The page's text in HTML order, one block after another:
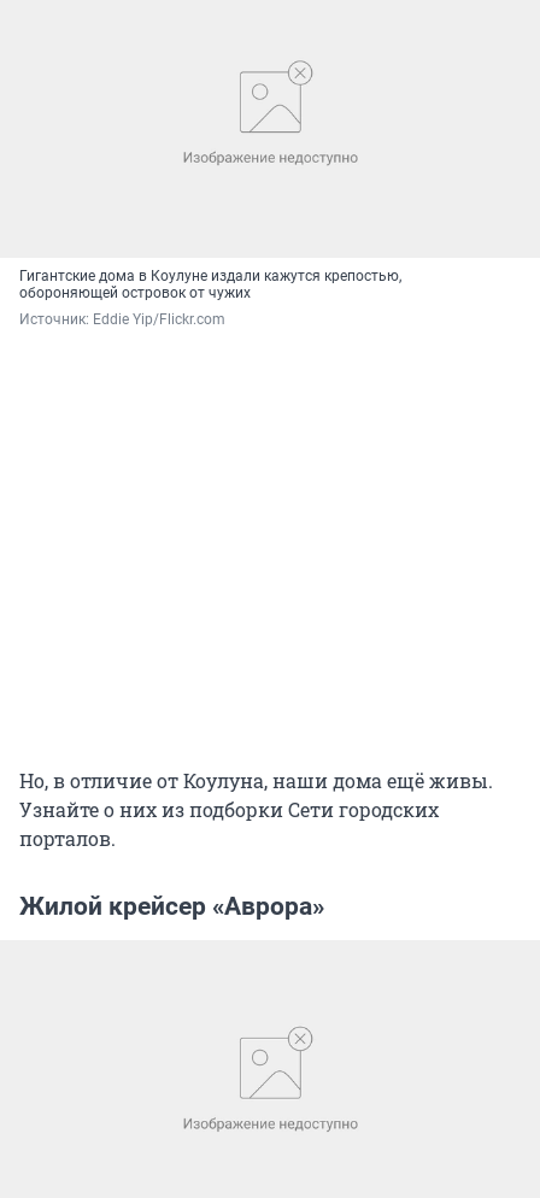
Гигантские дома в Коулуне издали кажутся крепостью,
обороняющей островок от чужих
Источник: Eddie Yip/Flickr.com
Но, в отличие от Коулуна, наши дома ещё живы.
Узнайте о них из подборки Сети городских
порталов.
Жилой крейсер «Аврора»